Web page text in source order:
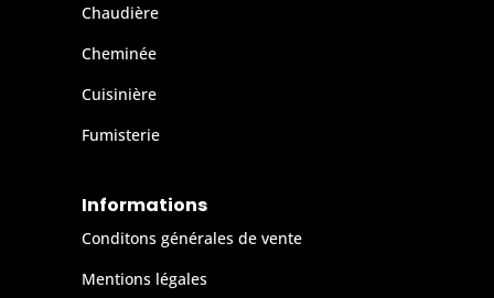
Chaudière
Cheminée
Cuisinière
Fumisterie
Informations
Conditons générales de vente
Mentions légales